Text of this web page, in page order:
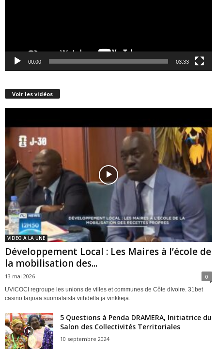
00:00 03:33
Voir les vidéos
VIDEO A LA UNE
Développement Local : Les Maires à l’école de
la mobilisation des...
13 mai 2026 0
UVICOCI regroupe les unions de villes et communes de Côte dIvoire. 31bet
casino tarjoaa suomalaista viihdettä ja vinkkejä.
5 Questions à Penda DRAMERA, Initiatrice du
Salon des Collectivités Territoriales
10 septembre 2024